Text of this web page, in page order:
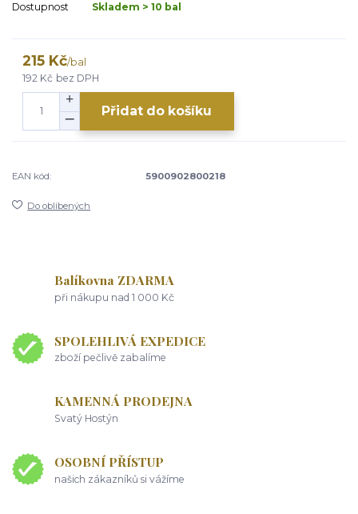
Dostupnost Skladem > 10 bal
215 Kč/bal
192 Kč bez DPH
Přidat do košíku
EAN kód: 5900902800218
Do oblíbených
Balíkovna ZDARMA
při nákupu nad 1 000 Kč
SPOLEHLIVÁ EXPEDICE
zboží pečlivě zabalíme
KAMENNÁ PRODEJNA
Svatý Hostýn
OSOBNÍ PŘÍSTUP
našich zákazníků si vážíme